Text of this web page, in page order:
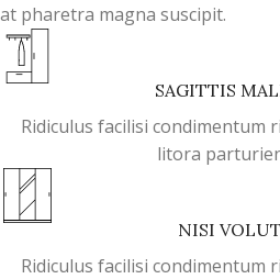
at pharetra magna suscipit.
SAGITTIS
Ridiculus facilisi condimentum
litora
NISI
Ridiculus facilisi condimentum